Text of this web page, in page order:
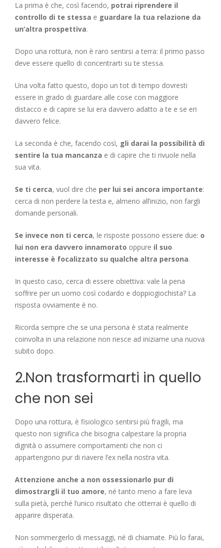
La prima è che, così facendo, potrai riprendere il
controllo di te stessa e guardare la tua relazione da
un’altra prospettiva.
Dopo una rottura, non è raro sentirsi a terra: il primo passo
deve essere quello di concentrarti su te stessa.
Una volta fatto questo, dopo un tot di tempo dovresti
essere in grado di guardare alle cose con maggiore
distacco e di capire se lui era davvero adatto a te e se eri
davvero felice.
La seconda è che, facendo così, gli darai la possibilità di
sentire la tua mancanza e di capire che ti rivuole nella
sua vita.
Se ti cerca, vuol dire che per lui sei ancora importante:
cerca di non perdere la testa e, almeno all’inizio, non fargli
domande personali.
Se invece non ti cerca, le risposte possono essere due: o
lui non era davvero innamorato oppure il suo
interesse è focalizzato su qualche altra persona.
In questo caso, cerca di essere obiettiva: vale la pena
soffrire per un uomo così codardo e doppiogiochista? La
risposta ovviamente è no.
Ricorda sempre che se una persona è stata realmente
coinvolta in una relazione non riesce ad iniziarne una nuova
subito dopo.
2.Non trasformarti in quello
che non sei
Dopo una rottura, è fisiologico sentirsi più fragili, ma
questo non significa che bisogna calpestare la propria
dignità o assumere comportamenti che non ci
appartengono pur di riavere l’ex nella nostra vita.
Attenzione anche a non ossessionarlo pur di
dimostrargli il tuo amore, né tanto meno a fare leva
sulla pietà, perché l’unico risultato che otterrai è quello di
apparire disperata.
Non sommergerlo di messaggi, né di chiamate. Più lo farai,